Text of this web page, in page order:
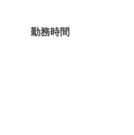
勤務時間